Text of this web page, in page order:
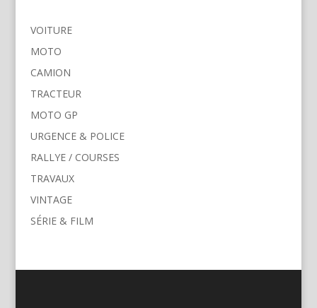
VOITURE
MOTO
CAMION
TRACTEUR
MOTO GP
URGENCE & POLICE
RALLYE / COURSES
TRAVAUX
VINTAGE
SÉRIE & FILM